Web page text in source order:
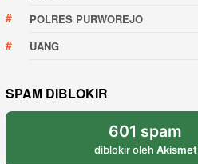
POLRES PURWOREJO
UANG
SPAM DIBLOKIR
601 spam
diblokir oleh Akismet